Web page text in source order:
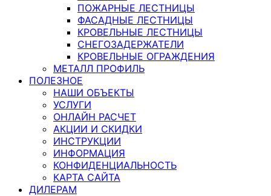
ПОЖАРНЫЕ ЛЕСТНИЦЫ
ФАСАДНЫЕ ЛЕСТНИЦЫ
КРОВЕЛЬНЫЕ ЛЕСТНИЦЫ
СНЕГОЗАДЕРЖАТЕЛИ
КРОВЕЛЬНЫЕ ОГРАЖДЕНИЯ
МЕТАЛЛ ПРОФИЛЬ
ПОЛЕЗНОЕ
НАШИ ОБЪЕКТЫ
УСЛУГИ
ОНЛАЙН РАСЧЕТ
АКЦИИ И СКИДКИ
ИНСТРУКЦИИ
ИНФОРМАЦИЯ
КОНФИДЕНЦИАЛЬНОСТЬ
КАРТА САЙТА
ДИЛЕРАМ